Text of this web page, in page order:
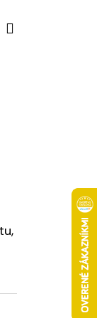
Nákupný